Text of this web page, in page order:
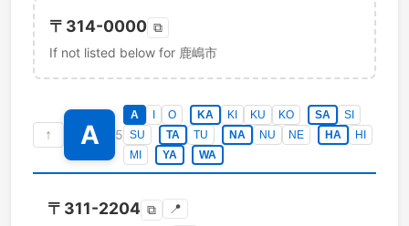
〒 314-0000 ⧉
If not listed below for 鹿嶋市
↑ A 5
A O KA KI KU KO SA
SI
SU
TA TU NA NU NE HA
HI
MI
YA WA
〒 311-2204 ⧉ 📍